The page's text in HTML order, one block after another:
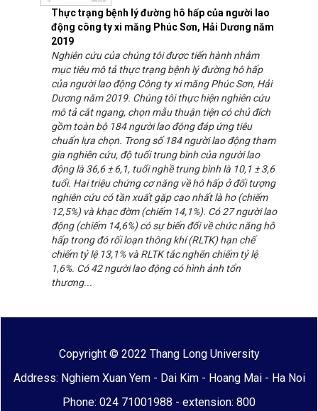
Thực trạng bệnh lý đường hô hấp của người lao
động công ty xi măng Phúc Sơn, Hải Dương năm
2019
Nghiên cứu của chúng tôi được tiến hành nhằm
mục tiêu mô tả thực trạng bệnh lý đường hô hấp
của người lao động Công ty xi măng Phúc Sơn, Hải
Dương năm 2019. Chúng tôi thực hiện nghiên cứu
mô tả cắt ngang, chọn mẫu thuận tiện có chủ đích
gồm toàn bộ 184 người lao động đáp ứng tiêu
chuẩn lựa chọn. Trong số 184 người lao động tham
gia nghiên cứu, độ tuổi trung bình của người lao
động là 36,6 ± 6,1, tuổi nghề trung bình là 10,1 ± 3,6
tuổi. Hai triệu chứng cơ năng về hô hấp ở đối tượng
nghiên cứu có tần xuất gặp cao nhất là ho (chiếm
12,5%) và khạc đờm (chiếm 14,1%). Có 27 người lao
động (chiếm 14,6%) có sự biến đổi về chức năng hô
hấp trong đó rối loạn thông khí (RLTK) hạn chế
chiếm tỷ lệ 13,1% và RLTK tắc nghẽn chiếm tỷ lệ
1,6%. Có 42 người lao động có hình ảnh tổn
thương...
Copyright © 2022 Thang Long University
Address: Nghiem Xuan Yem - Dai Kim - Hoang Mai - Ha Noi
Phone: 024 71001988 - extension: 800